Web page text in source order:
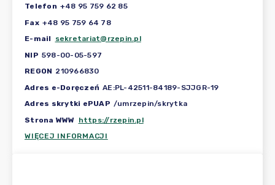
Telefon +48 95 759 62 85
Fax +48 95 759 64 78
E-mail
sekretariat@rzepin.pl
NIP 598-00-05-597
REGON 210966830
Adres e-Doręczeń AE:PL-42511-84189-SJJGR-19
Adres skrytki ePUAP /umrzepin/skrytka
Strona WWW https://rzepin.pl
WIĘCEJ INFORMACJI